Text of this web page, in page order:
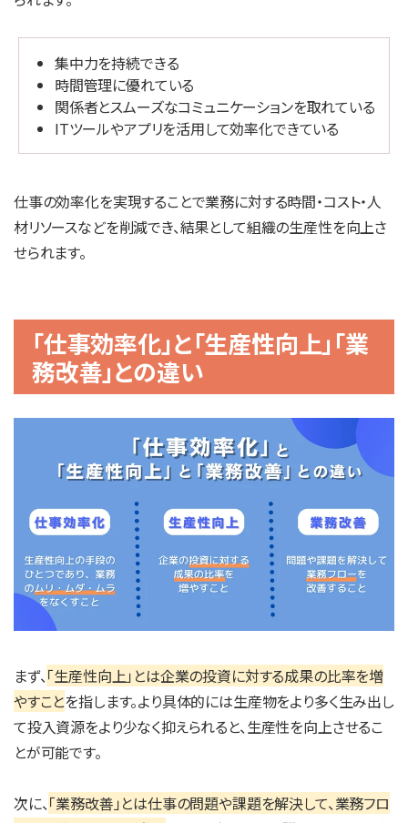
集中力を持続できる
時間管理に優れている
関係者とスムーズなコミュニケーションを取れている
ITツールやアプリを活用して効率化できている
仕事の効率化を実現することで業務に対する時間・コスト・人
材リソースなどを削減でき、結果として組織の生産性を向上さ
せられます。
「仕事効率化」と「生産性向上」「業
務改善」との違い
まず、「生産性向上」とは企業の投資に対する成果の比率を増
やすことを指します。より具体的には生産物をより多く生み出し
て投入資源をより少なく抑えられると、生産性を向上させるこ
とが可能です。
次に、「業務改善」とは仕事の問題や課題を解決して、業務フロ